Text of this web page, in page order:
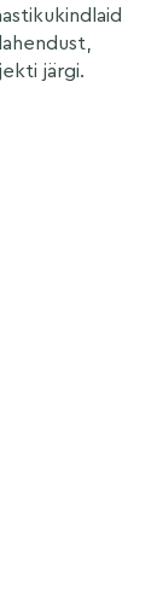
järgi.